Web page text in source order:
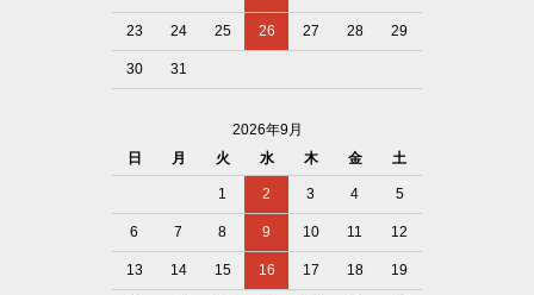
23 24 25 26 27 28 29
30 31
2026年9月
日
月 火 水 木 金 土
1 2 3 4 5
6 7 8 9 10 11 12
13 14 15 16 17 18 19